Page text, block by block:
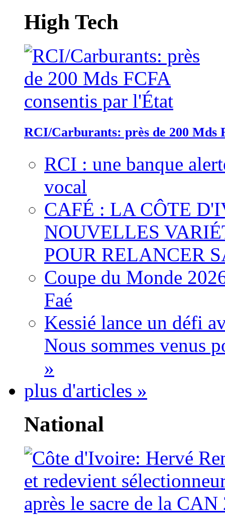
High Tech
RCI/Carburants: près de 200 Mds
RCI : une banque
vocal
CAFÉ : LA CÔTE
NOUVELLES
POUR RELANCER
Coupe du Monde
Faé
Kessié lance un défi
Nous sommes venus
»
plus d'articles »
National